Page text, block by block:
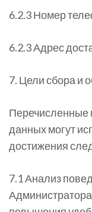
6.2.3 Номер
6.2.3 Адрес
7. Цели сбора и
Перечисленные
данных могут
достижения
7.1 Анализ